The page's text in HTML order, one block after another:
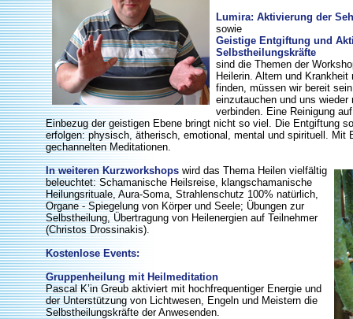
Lumira: Aktivierung der
sowie
Geistige Entgiftung und
Selbstheilungskräfte
sind die Themen der
Heilerin. Altern und
finden, müssen wir bereit
einzutauchen und uns
verbinden. Eine Reinigung
Einbezug der geistigen Ebene bringt nicht so viel. Die Entgiftung
erfolgen: physisch, ätherisch, emotional, mental und spirituell. Mit
gechannelten Meditationen.
In weiteren Kurzworkshops wird das Thema Heilen vielfältig
beleuchtet: Schamanische Heilsreise, klangschamanische
Heilungsrituale, Aura-Soma, Strahlenschutz 100% natürlich,
Organe - Spiegelung von Körper und Seele; Übungen zur
Selbstheilung, Übertragung von Heilenergien auf Teilnehmer
(Christos Drossinakis).
Kostenlose Events:
Gruppenheilung mit Heilmeditation
Pascal K’in Greub aktiviert mit hochfrequentiger Energie und
der Unterstützung von Lichtwesen, Engeln und Meistern die
Selbstheilungskräfte der Anwesenden.